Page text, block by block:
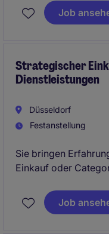
aktiv mit. Sie
Tagesgeschäft als
Job
Strategischer
Dienstleistungen
Düsseldorf
Festanstellung
Sie bringen
Einkauf oder
Matrixorganisation
Job